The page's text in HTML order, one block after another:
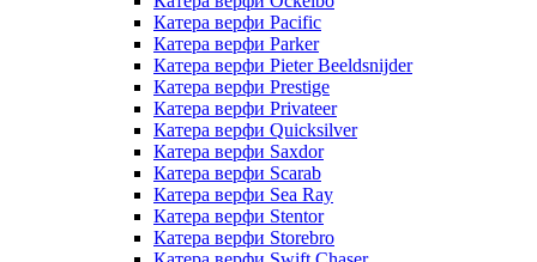
Катера верфи Pacific
Катера верфи Parker
Катера верфи Pieter Beeldsnijder
Катера верфи Prestige
Катера верфи Privateer
Катера верфи Quicksilver
Катера верфи Saxdor
Катера верфи Scarab
Катера верфи Sea Ray
Катера верфи Stentor
Катера верфи Storebro